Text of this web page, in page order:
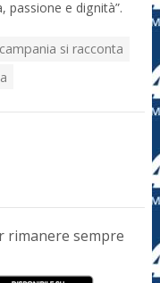
passione e dignità”.
si racconta
rimanere sempre